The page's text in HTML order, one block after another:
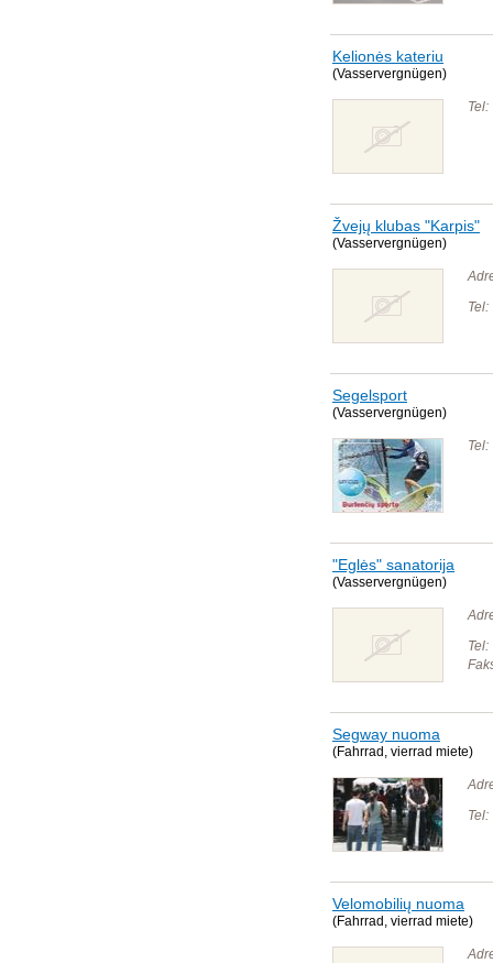
Kelionės kateriu
(Vasservergnügen)
Tel:
Žvejų klubas "Karpis"
(Vasservergnügen)
Tel:
Segelsport
(Vasservergnügen)
Tel:
"Eglės" sanatorija
(Vasservergnügen)
Tel:
Segway nuoma
(Fahrrad, vierrad miete)
Tel:
Velomobilių nuoma
(Fahrrad, vierrad miete)